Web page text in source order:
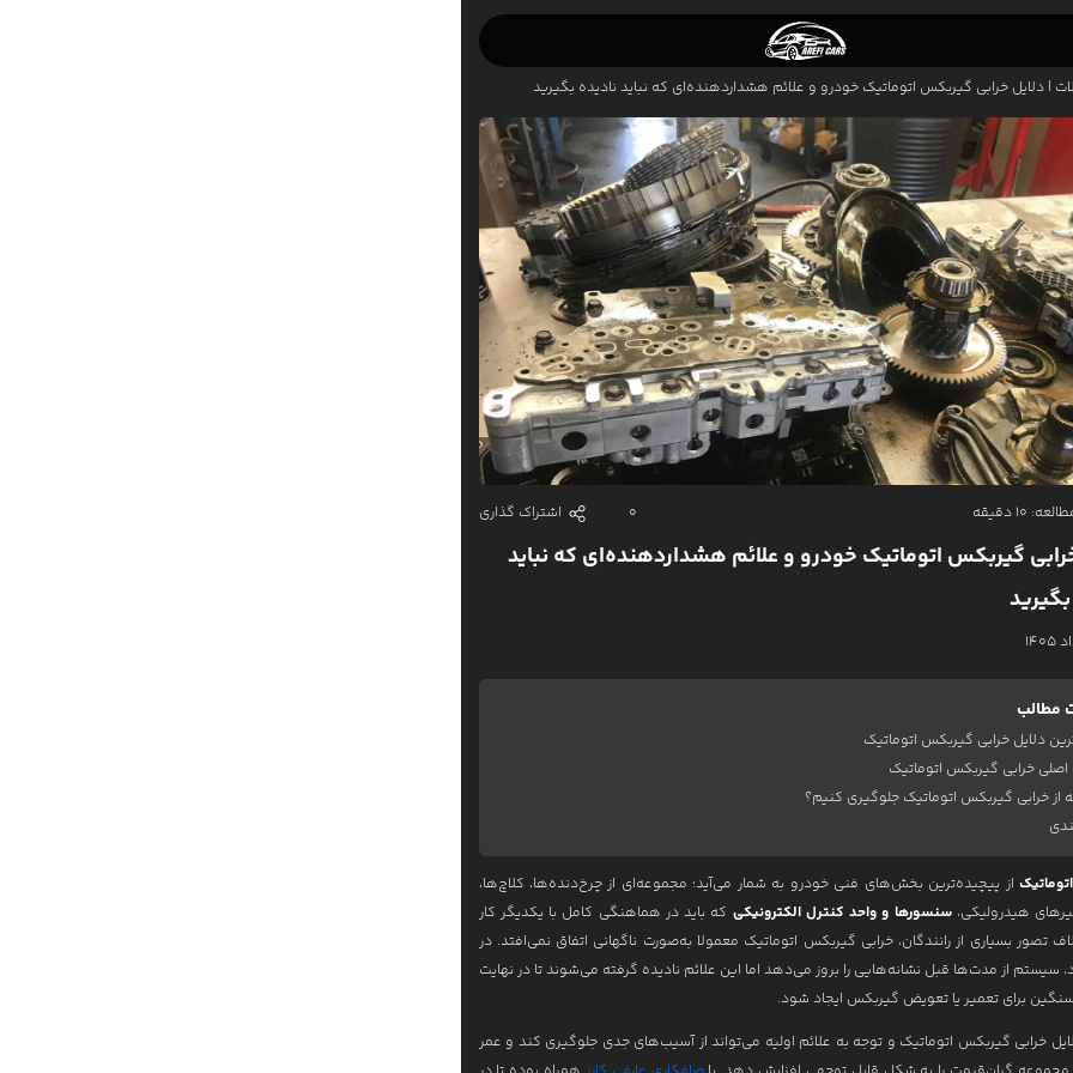
صافکاری ماشین ایرانی
صافکاری ماشین خارجی
پولیش واکس ماشین
صافکاری درب خودرو
لیسه گیری خودرو
شاسی کشی
صافکاری PDR
صافکاری سپر ماشین
ترمیم و احیاء رنگ خودرو
کارها
ما
با ما
|دلایل خرابی گیربکس اتوماتیک خودرو و علائم هشداردهنده‌ای که نباید نادیده بگیرید
10 دقیقه 0 اشتراک گذاری
گیربکس اتوماتیک خودرو و علائم هشداردهنده‌ای که نباید
مطالب
دلایل خرابی گیربکس اتوماتیک
اصلی خرابی گیربکس اتوماتیک
از خرابی گیربکس اتوماتیک جلوگیری کنیم؟
از پیچیده‌ترین بخش‌های فنی خودرو به شمار می‌آید؛ مجموعه‌ای از چرخ‌دنده‌ها، کلاچ‌ها،
هیدرولیکی،سنسورها و واحد کنترل الکترونیکی که باید در هماهنگی کامل با یکدیگر کار
تصور بسیاری از رانندگان، خرابی گیربکس اتوماتیک معمولا به‌صورت ناگهانی اتفاق نمی‌افتد. در
سیستم از مدت‌ها قبل نشانه‌هایی را بروز می‌دهد اما این علائم نادیده گرفته می‌شوند تا در نهایت
برای تعمیر یا تعویض گیربکس ایجاد شود.
خرابی گیربکس اتوماتیک و توجه به علائم اولیه می‌تواند از آسیب‌های جدی جلوگیری کند و عمر